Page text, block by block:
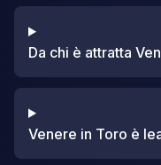
Da chi è attratta
Venere in Toro è